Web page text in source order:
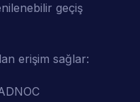
geçiş
erişim sağlar: